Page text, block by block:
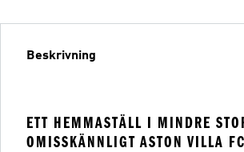
Beskrivning
ETT HEMMASTÄLL I MINDRE
OMISSKÄNNLIGT ASTON VILLA